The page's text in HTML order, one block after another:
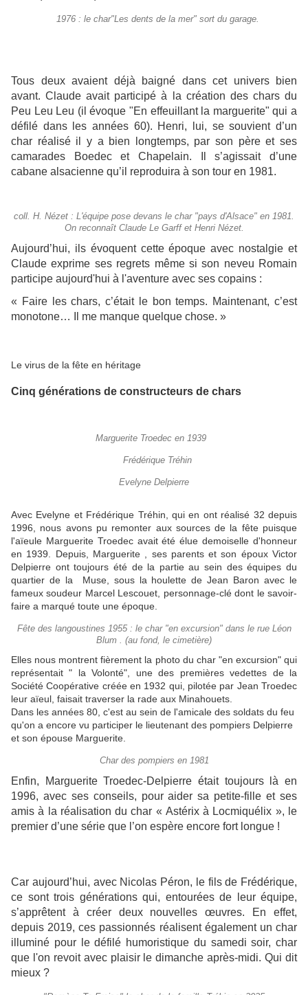
1976 : le char"Les dents de la mer" sort du garage.
Tous deux avaient déjà baigné dans cet univers bien
avant. Claude avait participé à la création des chars du
Peu Leu Leu (il évoque "En effeuillant la marguerite" qui a
défilé dans les années 60). Henri, lui, se souvient d’un
char réalisé il y a bien longtemps, par son père et ses
camarades Boedec et Chapelain. Il s’agissait d’une
cabane alsacienne qu’il reproduira à son tour en 1981.
coll. H. Nézet : L'équipe pose devans le char "pays d'Alsace" en 1981.
On reconnaît Claude Le Garff et Henri Nézet.
Aujourd’hui, ils évoquent cette époque avec nostalgie et
Claude exprime ses regrets même si son neveu Romain
participe aujourd'hui à l'aventure avec ses copains :
« Faire les chars, c’était le bon temps. Maintenant, c’est
monotone… I
l me manque quelque chose. »
Le virus de la fête en héritage
Cinq générations de constructeurs de chars
Marguerite Troedec en 1939
Frédérique Tréhin
Evelyne Delpierre
Avec Evelyne et Frédérique Tréhin, qui en ont réalisé 32 depuis
1996, nous avons pu remonter aux sources de la fête puisque
l'aïeule Marguerite Troedec avait été élue demoiselle d'honneur
en 1939. Depuis, Marguerite , ses parents et son époux Victor
Delpierre ont toujours été de la partie au sein des équipes du
quartier de la Muse, sous la houlette de Jean Baron avec le
fameux soudeur Marcel Lescouet, personnage-clé dont le savoir-
faire a marqué toute une époque.
Fête des langoustines 1955 : le char "en excursion" dans le rue Léon
Blum . (au fond, le cimetière)
Elles nous montrent fièrement la photo du char "en excursion" qui
représentait " la Volonté", une des premières vedettes de la
Société Coopérative créée en 1932 qui, pilotée par Jean Troedec
leur aïeul, faisait traverser la rade aux Minahouets.
Dans les années 80, c'est au sein de l'amicale des soldats du feu
qu'on a encore vu participer le lieutenant des pompiers Delpierre
et son épouse Marguerite.
Char des pompiers en 1981
Enfin, Marguerite Troedec-Delpierre était toujours là en
1996, avec ses conseils, pour aider sa petite-fille et ses
amis à la réalisation du char « Astérix à Locmiquélix », le
premier d’une série que l’on espère encore fort longue !
Car aujourd’hui, avec Nicolas Péron, le fils de Frédérique,
ce sont trois générations qui, entourées de leur équipe,
s’apprêtent à créer deux nouvelles œuvres. En effet,
depuis 2019, ces passionnés réalisent également un char
illuminé pour le défilé humoristique du samedi soir, char
que l'on revoit avec plaisir le dimanche après-midi. Qui dit
mieux ?